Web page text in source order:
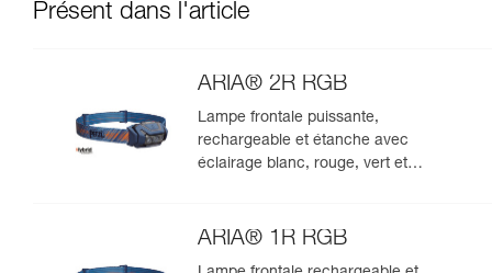
Présent dans l'article
ARIA® 2R RGB
Lampe frontale puissante,
rechargeable et étanche avec
éclairage blanc, rouge, vert et
ARIA® 1R RGB